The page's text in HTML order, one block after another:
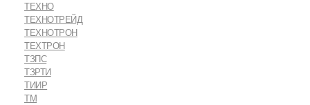
ТЕХНО
ТЕХНОТРЕЙД
ТЕХНОТРОН
ТЕХТРОН
ТЗПС
ТЗРТИ
ТИИР
ТМ